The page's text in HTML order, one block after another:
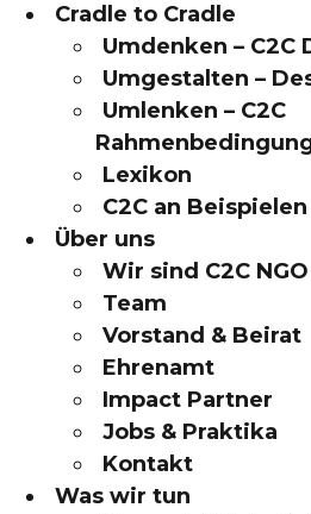
Cradle to Cradle
Umdenken – C2C
Umgestalten –
Umlenken – C2C
Lexikon
C2C an
Über uns
Wir sind C2C NGO
Team
Vorstand & Beirat
Ehrenamt
Impact Partner
Jobs & Praktika
Kontakt
Was wir tun